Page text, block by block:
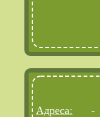
Адреса: -